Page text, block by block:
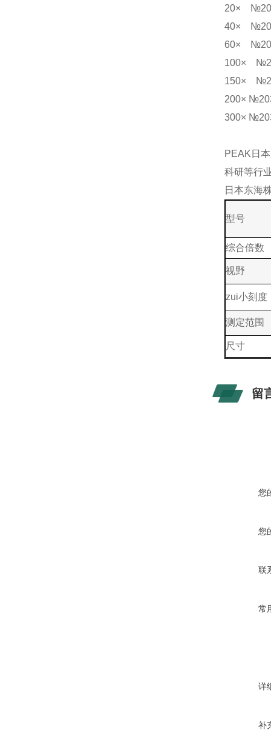
20×
40×
60×
100×
150×
200×
300×
PEAK 日
科研等行
日本东海
型号
综合倍数
视野
zui小刻度
测定范围
尺寸
留
您
您
联
常
详
补